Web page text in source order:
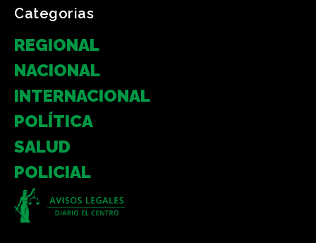
Categorias
REGIONAL
NACIONAL
INTERNACIONAL
POLÍTICA
SALUD
POLICIAL